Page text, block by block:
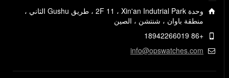
وحدة 2F 11 ، Xin'an Indutrial Park ، طريق Gushu الثاني ،
منطقة باوان ، شنتشن ، الصين
+86 18942266019
info@opswatches.com